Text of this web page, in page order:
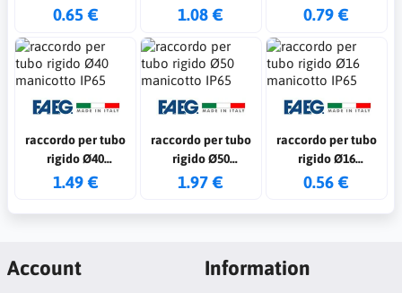
manicotto IP65
0.65 €
manicotto IP65
1.08 €
manicotto IP65
0.79 €
raccordo per tubo
rigido Ø40
manicotto IP65
1.49 €
raccordo per tubo
rigido Ø50
manicotto IP65
1.97 €
raccordo per tubo
rigido Ø16
manicotto IP65
0.56 €
Account Information